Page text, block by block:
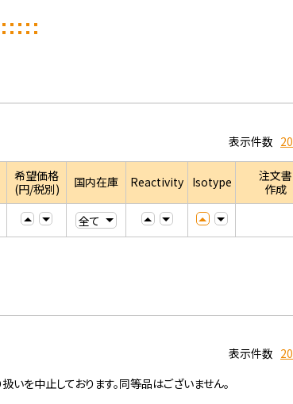
表示件数 20
希望価格
(円/税別)
国内在庫 Reactivity Isotype
注文書
作成
表示件数 20
を中止しております。同等品はございません。